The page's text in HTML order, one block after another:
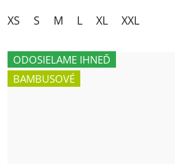
XS S M L XL XXL
ODOSIELAME IHNEĎ
BAMBUSOVÉ